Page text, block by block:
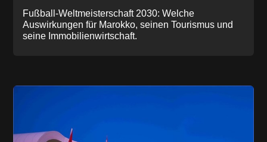
Fußball-Weltmeisterschaft 2030: Welche
Auswirkungen für Marokko, seinen Tourismus und
seine Immobilienwirtschaft.